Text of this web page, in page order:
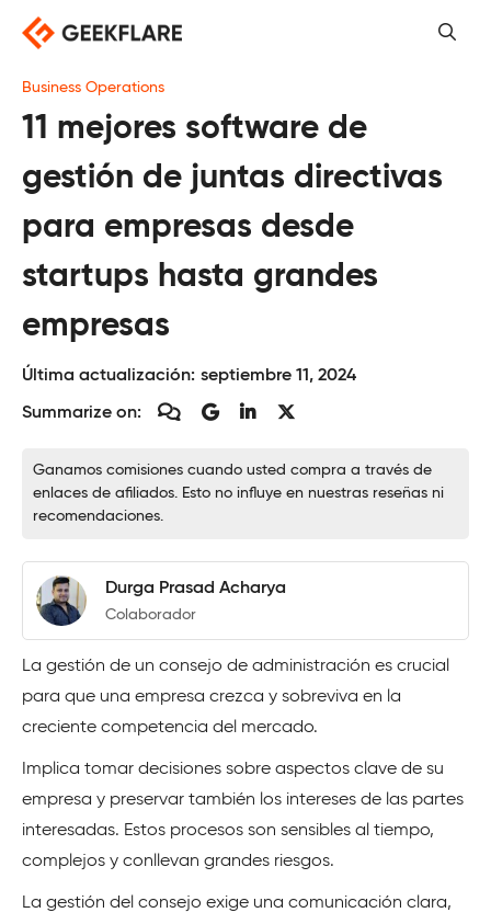
Saltar
contenido
Business Operations
11 mejores software de
gestión de juntas directivas
para empresas desde
startups hasta grandes
empresas
Última actualización: septiembre 11, 2024
Summarize on:
Ganamos comisiones cuando usted compra a través de
enlaces de afiliados. Esto no influye en nuestras reseñas ni
recomendaciones.
Durga Prasad Acharya
Colaborador
La gestión de un consejo de administración es crucial
para que una empresa crezca y sobreviva en la
creciente competencia del mercado.
Implica tomar decisiones sobre aspectos clave de su
empresa y preservar también los intereses de las partes
interesadas. Estos procesos son sensibles al tiempo,
complejos y conllevan grandes riesgos.
La gestión del consejo exige una comunicación clara,